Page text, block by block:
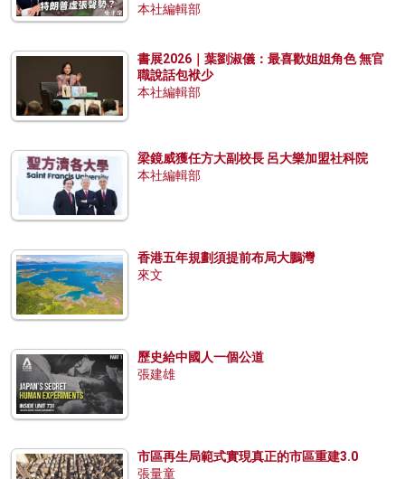
本社編輯部
書展2026｜葉劉淑儀：最喜歡姐姐角色 無官
職說話包袱少
本社編輯部
梁鏡威獲任方大副校長 呂大樂加盟社科院
本社編輯部
香港五年規劃須提前布局大鵬灣
來文
歷史給中國人一個公道
張建雄
市區再生局範式實現真正的市區重建3.0
張量童